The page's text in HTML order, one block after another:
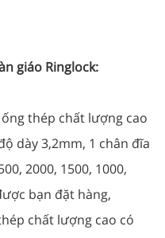
giáo Ringlock:
thép chất lượng cao
dày 3,2mm, 1 chân đĩa
2000, 1500, 1000,
bạn đặt hàng,
chất lượng cao có